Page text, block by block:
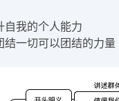
自我的个人能力
结一切可以团结的力量